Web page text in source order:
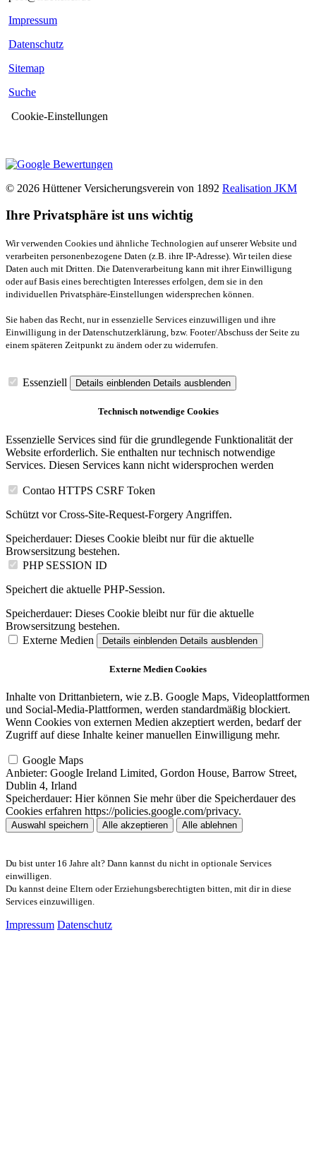
Impressum
Datenschutz
Sitemap
Suche
Cookie-Einstellungen
© 2026 Hüttener Versicherungsverein von 1892 Realisation JKM
Ihre Privatsphäre ist uns wichtig
Wir verwenden Cookies und ähnliche Technologien auf unserer Website und
verarbeiten personenbezogene Daten (z.B. ihre IP-Adresse). Wir teilen diese
Daten auch mit Dritten. Die Datenverarbeitung kann mit ihrer Einwilligung
oder auf Basis eines berechtigten Interesses erfolgen, dem sie in den
individuellen Privatsphäre-Einstellungen widersprechen können.
Sie haben das Recht, nur in essenzielle Services einzuwilligen und ihre
Einwilligung in der Datenschutzerklärung, bzw. Footer/Abschuss der Seite zu
einem späteren Zeitpunkt zu ändern oder zu widerrufen.
Essenziell Details einblenden Details ausblenden
Technisch notwendige Cookies
Essenzielle Services sind für die grundlegende Funktionalität der
Website erforderlich. Sie enthalten nur technisch notwendige
Services. Diesen Services kann nicht widersprochen werden
Contao HTTPS CSRF Token
Schützt vor Cross-Site-Request-Forgery Angriffen.
Speicherdauer: Dieses Cookie bleibt nur für die aktuelle
Browsersitzung bestehen.
PHP SESSION ID
Speichert die aktuelle PHP-Session.
Speicherdauer: Dieses Cookie bleibt nur für die aktuelle
Browsersitzung bestehen.
Externe Medien
Details einblenden Details ausblenden
Externe Medien Cookies
Inhalte von Drittanbietern, wie z.B. Google Maps, Videoplattformen
und Social-Media-Plattformen, werden standardmäßig blockiert.
Wenn Cookies von externen Medien akzeptiert werden, bedarf der
Zugriff auf diese Inhalte keiner manuellen Einwilligung mehr.
Google Maps
Anbieter: Google Ireland Limited, Gordon House, Barrow Street,
Dublin 4, Irland
Speicherdauer: Hier können Sie mehr über die Speicherdauer des
Cookies erfahren https://policies.google.com/privacy.
Auswahl speichern Alle akzeptieren Alle ablehnen
Du bist unter 16 Jahre alt? Dann kannst du nicht in optionale Services
einwilligen.
Du kannst deine Eltern oder Erziehungsberechtigten bitten, mit dir in diese
Services einzuwilligen.
Impressum Datenschutz